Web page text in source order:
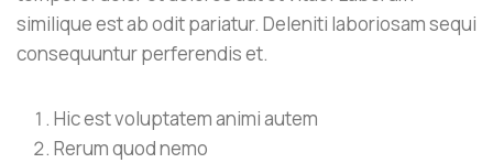
similique est ab odit pariatur. Deleniti laboriosam sequi
consequuntur perferendis et.
Hic est voluptatem animi autem
Rerum quod nemo